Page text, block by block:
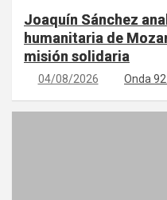
Joaquín Sánchez
humanitaria de
misión solidaria
04/08/2026 Onda